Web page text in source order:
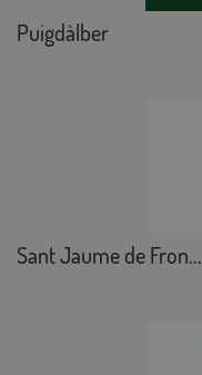
Puigdàlber
Sant Jaume de Fron...